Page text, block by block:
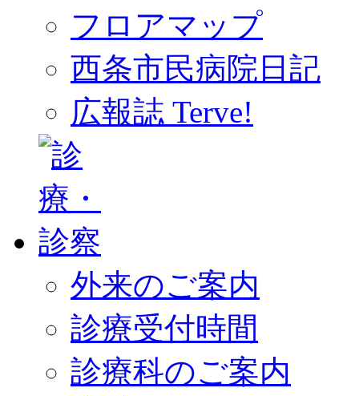
フロアマップ
西条市民病院日記
広報誌 Terve!
外来のご案内
診療受付時間
診療科のご案内